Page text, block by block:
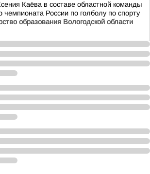
Каёва в составе областной команды
чемпионата России по голболу по спорту
образования Вологодской области